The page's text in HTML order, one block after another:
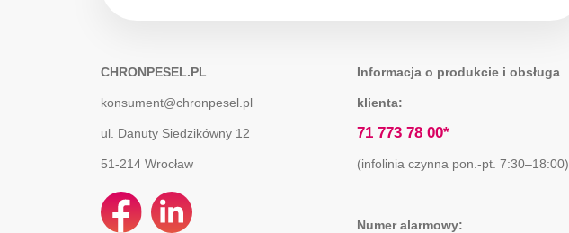
CHRONPESEL.PL
konsument@chronpesel.pl
ul. Danuty Siedzikówny 12
51-214 Wrocław
Informacja o produkcie i obsługa
klienta:
71 773 78 00*
(infolinia czynna pon.-pt. 7:30–18:00)
Numer alarmowy: